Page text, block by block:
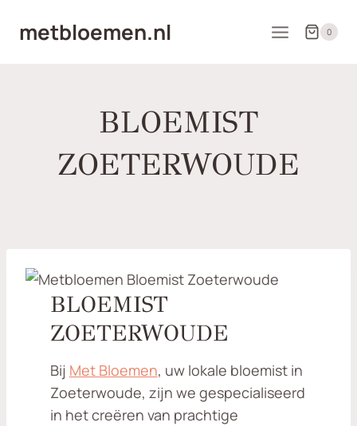
naarmetbloemen.nl 0
BLOEMIST
ZOETERWOUDE
BLOEMIST
ZOETERWOUDE
Bij Met Bloemen, uw lokale bloemist in
Zoeterwoude, zijn we gespecialiseerd
in het creëren van prachtige